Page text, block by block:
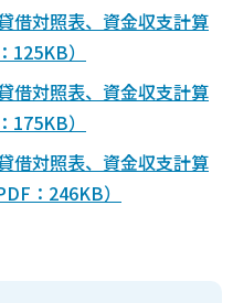
借対照表、資金収支計算
）
借対照表、資金収支計算
）
借対照表、資金収支計算
：246KB）